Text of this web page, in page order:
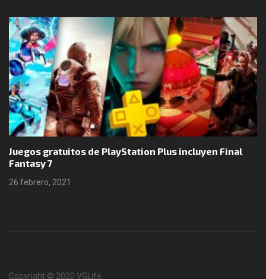
Juegos gratuitos de PlayStation Plus incluyen Final
Fantasy 7
26 febrero, 2021
Copyright © 2020 VGLife